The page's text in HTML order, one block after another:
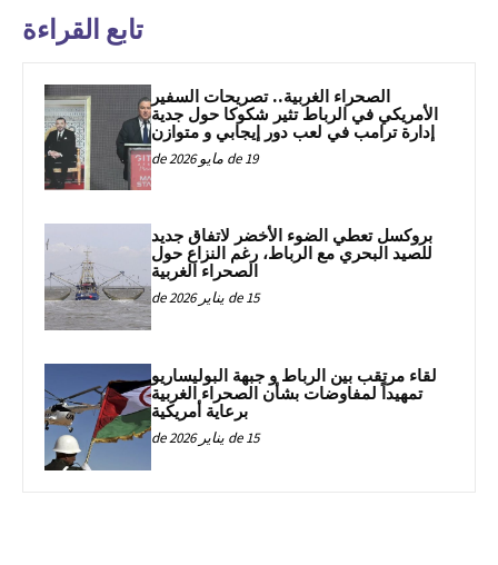
تابع القراءة
الصحراء الغربية.. تصريحات السفير
الأمريكي في الرباط تثير شكوكا حول جدية
إدارة ترامب في لعب دور إيجابي و متوازن
19 de مايو de 2026
بروكسل تعطي الضوء الأخضر لاتفاق جديد
للصيد البحري مع الرباط، رغم النزاع حول
الصحراء الغربية
15 de يناير de 2026
لقاء مرتقب بين الرباط و جبهة البوليساريو
تمهيداً لمفاوضات بشأن الصحراء الغربية
برعاية أمريكية
15 de يناير de 2026